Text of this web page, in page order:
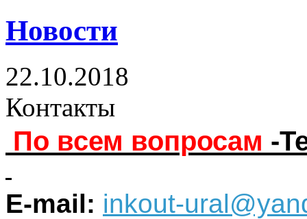
Новости
22.10.2018
Контакты
По всем вопросам -
E-mail: inkout-